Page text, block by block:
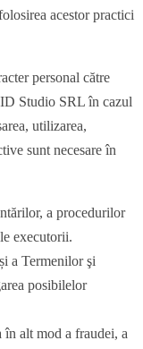
acestor practici
personal către
Studio SRL în cazul
utilizarea,
sunt necesare în
a procedurilor
executorii.
a Termenilor şi
posibilelor
în alt mod a fraudei, a